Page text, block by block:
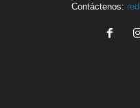
Contáctenos: